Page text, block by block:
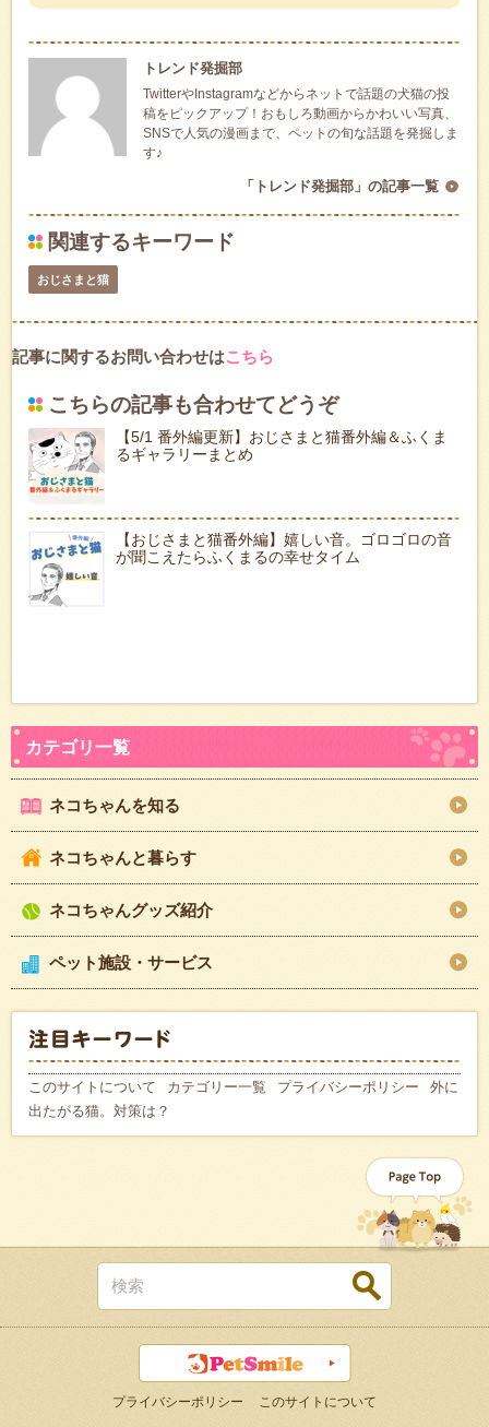
トレンド発掘部
TwitterやInstagramなどからネットで話題の犬猫の投
稿をピックアップ！おもしろ動画からかわいい写真、
SNSで人気の漫画まで、ペットの旬な話題を発掘しま
す♪
「トレンド発掘部」の記事一覧
関連するキーワード
おじさまと猫
記事に関するお問い合わせはこちら
こちらの記事も合わせてどうぞ
【5/1 番外編更新】おじさまと猫番外編＆ふくま
るギャラリーまとめ
【おじさまと猫番外編】嬉しい音。ゴロゴロの音
が聞こえたらふくまるの幸せタイム
ネコちゃんを知る
ネコちゃんと暮らす
ネコちゃんグッズ紹介
ペット施設・サービス
このサイトについて カテゴリー一覧 プライバシーポリシー
外に
出たがる猫。対策は？
プライバシーポリシー このサイトについて